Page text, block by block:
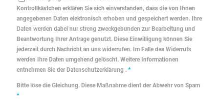
Kontrollkästchen erklären Sie sich einverstanden, dass die von Ihnen
angegebenen Daten elektronisch erhoben und gespeichert werden. Ihre
Daten werden dabei nur streng zweckgebunden zur Bearbeitung und
Beantwortung Ihrer Anfrage genutzt. Diese Einwilligung können Sie
jederzeit durch Nachricht an uns widerrufen. Im Falle des Widerrufs
werden Ihre Daten umgehend gelöscht. Weitere Informationen
entnehmen Sie der Datenschutzerklärung . *
Bitte löse die Gleichung. Diese Maßnahme dient der Abwehr von Spam
*